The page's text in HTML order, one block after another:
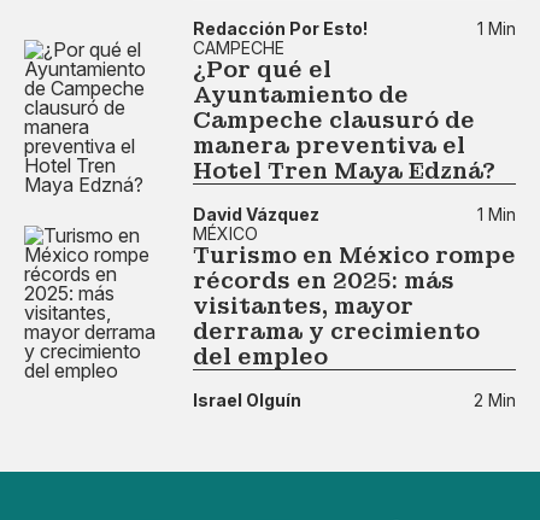
Redacción Por Esto!
1 Min
CAMPECHE
¿Por qué el
Ayuntamiento de
Campeche clausuró de
manera preventiva el
Hotel Tren Maya Edzná?
David Vázquez
1 Min
MÉXICO
Turismo en México rompe
récords en 2025: más
visitantes, mayor
derrama y crecimiento
del empleo
Israel Olguín 2 Min